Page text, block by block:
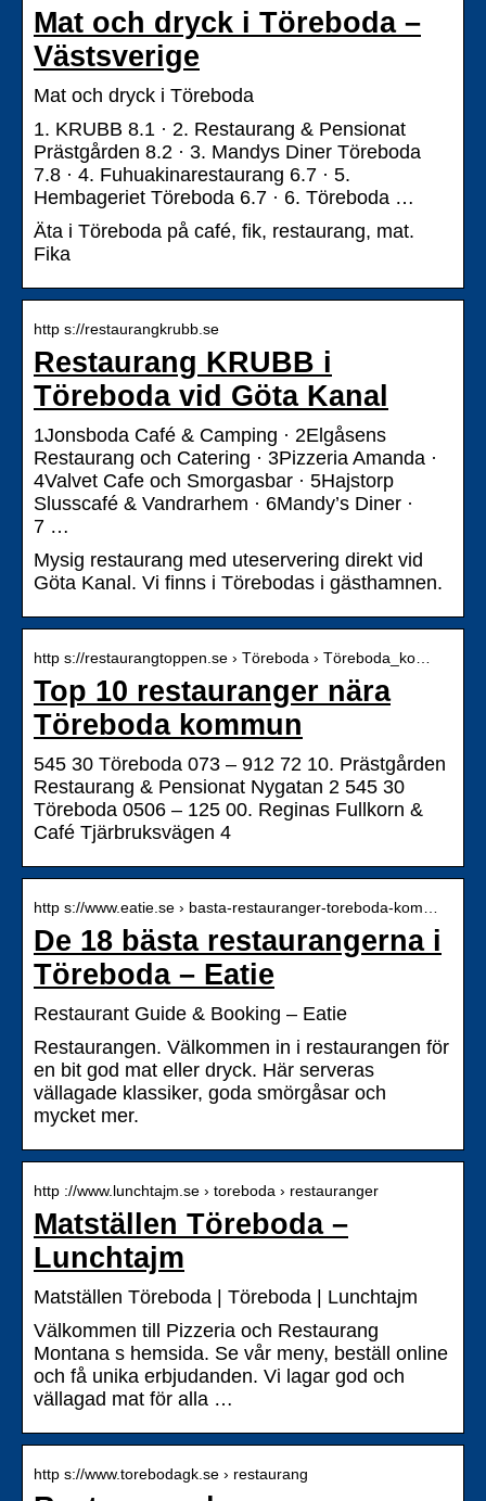
Mat och dryck i Töreboda –
Västsverige
Mat och dryck i Töreboda
1. KRUBB 8.1 · 2. Restaurang & Pensionat
Prästgården 8.2 · 3. Mandys Diner Töreboda
7.8 · 4. Fuhuakinarestaurang 6.7 · 5.
Hembageriet Töreboda 6.7 · 6. Töreboda …
Äta i Töreboda på café, fik, restaurang, mat.
Fika
http s://restaurangkrubb.se
Restaurang KRUBB i
Töreboda vid Göta Kanal
1Jonsboda Café & Camping · 2Elgåsens
Restaurang och Catering · 3Pizzeria Amanda ·
4Valvet Cafe och Smorgasbar · 5Hajstorp
Slusscafé & Vandrarhem · 6Mandy’s Diner ·
7 …
Mysig restaurang med uteservering direkt vid
Göta Kanal. Vi finns i Törebodas i gästhamnen.
http s://restaurangtoppen.se › Töreboda › Töreboda_ko…
Top 10 restauranger nära
Töreboda kommun
545 30 Töreboda 073 – 912 72 10. Prästgården
Restaurang & Pensionat Nygatan 2 545 30
Töreboda 0506 – 125 00. Reginas Fullkorn &
Café Tjärbruksvägen 4
http s://www.eatie.se › basta-restauranger-toreboda-kom…
De 18 bästa restaurangerna i
Töreboda – Eatie
Restaurant Guide & Booking – Eatie
Restaurangen. Välkommen in i restaurangen för
en bit god mat eller dryck. Här serveras
vällagade klassiker, goda smörgåsar och
mycket mer.
http ://www.lunchtajm.se › toreboda › restauranger
Matställen Töreboda –
Lunchtajm
Matställen Töreboda | Töreboda | Lunchtajm
Välkommen till Pizzeria och Restaurang
Montana s hemsida. Se vår meny, beställ online
och få unika erbjudanden. Vi lagar god och
vällagad mat för alla …
http s://www.torebodagk.se › restaurang